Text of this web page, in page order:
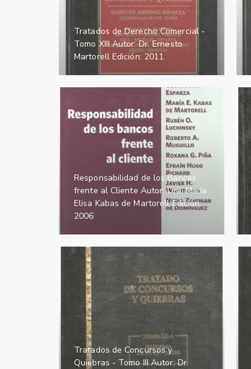
Tratados de Derecho Comercial -
Tomo XIII Autor: Dr. Ernesto
Martorell Edición: 2011.
Responsabilidad de los Bancos
frente al Cliente Autor: Dra. María
Elisa Kabas de Martorell Edición:
2006
Tratados de Concursos y
Quiebras - Tomo III Autor: Dr.